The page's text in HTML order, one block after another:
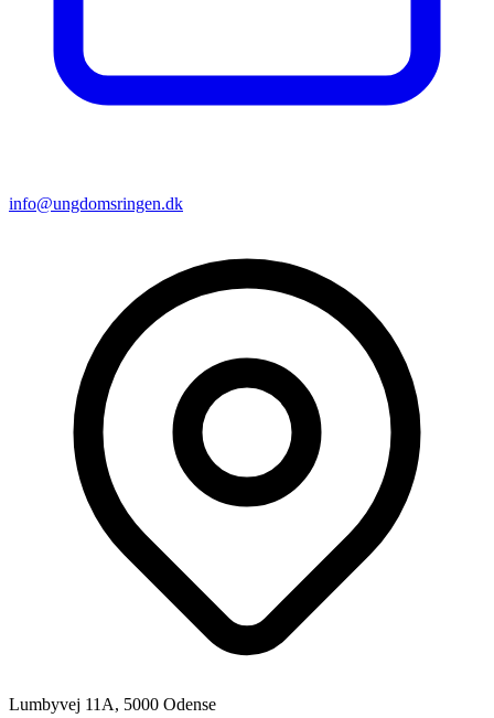
info@ungdomsringen.dk
Lumbyvej 11A, 5000 Odense